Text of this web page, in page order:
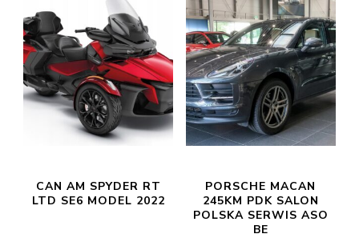
CAN AM SPYDER RT
LTD SE6 MODEL 2022
PORSCHE MACAN
245KM PDK SALON
POLSKA SERWIS ASO
BE